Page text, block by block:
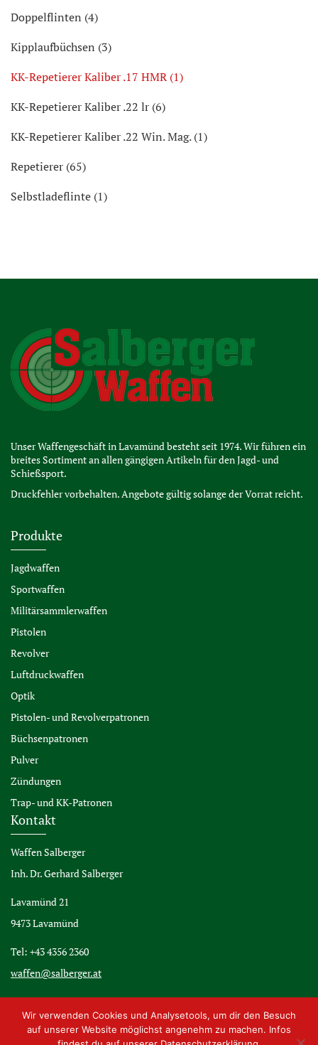
Doppelflinten (4)
Kipplaufbüchsen (3)
KK-Repetierer Kaliber .17 HMR (1)
KK-Repetierer Kaliber .22 lr (6)
KK-Repetierer Kaliber .22 Win. Mag. (1)
Repetierer (65)
Selbstladeflinte (1)
Unser Waffengeschäft in Lavamünd besteht seit 1974. Wir führen ein
breites Sortiment an allen gängigen Artikeln für den Jagd- und
Schießsport.
Druckfehler vorbehalten. Angebote gültig solange der Vorrat reicht.
Produkte
Jagdwaffen
Sportwaffen
Militärsammlerwaffen
Pistolen
Revolver
Luftdruckwaffen
Optik
Pistolen- und Revolverpatronen
Büchsenpatronen
Pulver
Zündungen
Trap- und KK-Patronen
Kontakt
Waffen Salberger
Inh. Dr. Gerhard Salberger
Lavamünd 21
9473 Lavamünd
Tel: +43 4356 2360
waffen@salberger.at
Wir verwenden Cookies und Analysetools, um dir den Besuch
auf unserer Website möglichst angenehm zu machen. Infos